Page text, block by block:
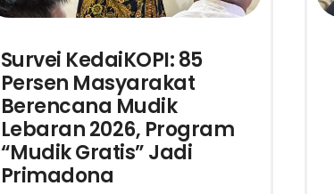
Survei KedaiKOPI: 85
Persen Masyarakat
Berencana Mudik
Lebaran 2026, Program
“Mudik Gratis” Jadi
Primadona